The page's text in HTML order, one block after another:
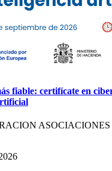
fiable: certifícate en
ASOCIACIONES